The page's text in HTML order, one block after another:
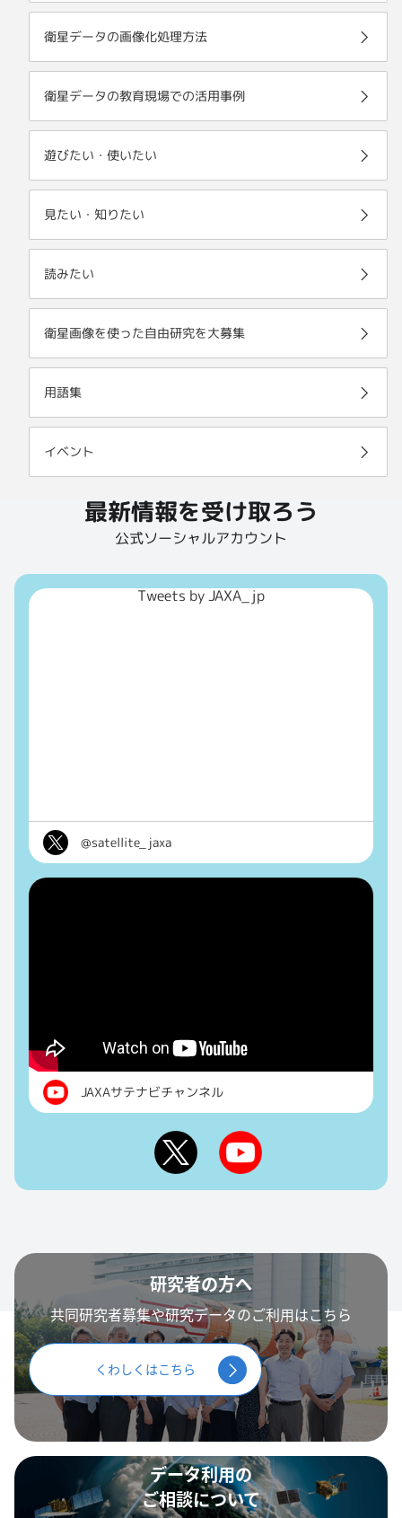
衛星データの画像化処理方法
衛星データの教育現場での活用事例
遊びたい・使いたい
見たい・知りたい
読みたい
衛星画像を使った自由研究を大募集
用語集
イベント
最新情報を受け取ろう
公式ソーシャルアカウント
Tweets by JAXA_jp
@satellite_jaxa
JAXAサテナビチャンネル
研究者の方へ
共同研究者募集や研究データのご利用はこちら
くわしくはこちら
データ利用の
ご相談について